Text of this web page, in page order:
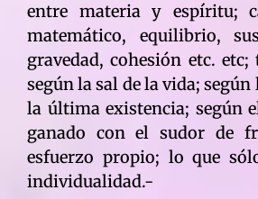
entre materia y espíritu;
matemático, equilibrio,
gravedad, cohesión etc.
según la sal de la vida;
la última existencia; según
ganado con el sudor de
esfuerzo propio; lo que
individualidad.-